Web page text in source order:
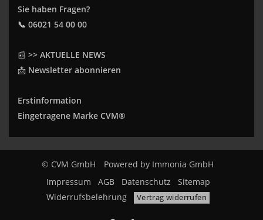
Sie haben Fragen?
📞 06021 54 00 00
📰 >> AKTUELLE NEWS
📩 Newsletter abonnieren
Erstinformation
Eingetragene Marke CVM®
© CVM GmbH Powered by Immonia GmbH
Impressum
AGB Datenschutz
Sitemap
Widerrufsbelehrung
Vertrag widerrufen